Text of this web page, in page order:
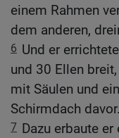
einem Rahmen
dem anderen,
6 Und er
und 30 Ellen
mit Säulen und
Schirmdach davor.
7 Dazu erbaute